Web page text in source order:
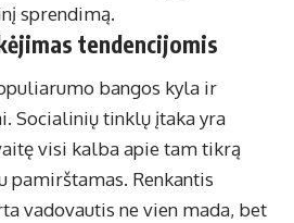
sprendimą.
tendencijomis
bangos kyla ir
Socialinių tinklų įtaka yra
visi kalba apie tam tikrą
pamirštamas. Renkantis
vadovautis ne vien mada, bet